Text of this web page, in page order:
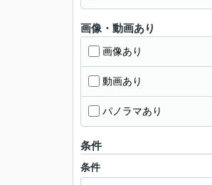
画像・動画あり
画像あり
動画あり
パノラマあり
条件
条件